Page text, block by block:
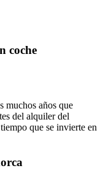
coche
muchos años que
del alquiler del
que se invierte en